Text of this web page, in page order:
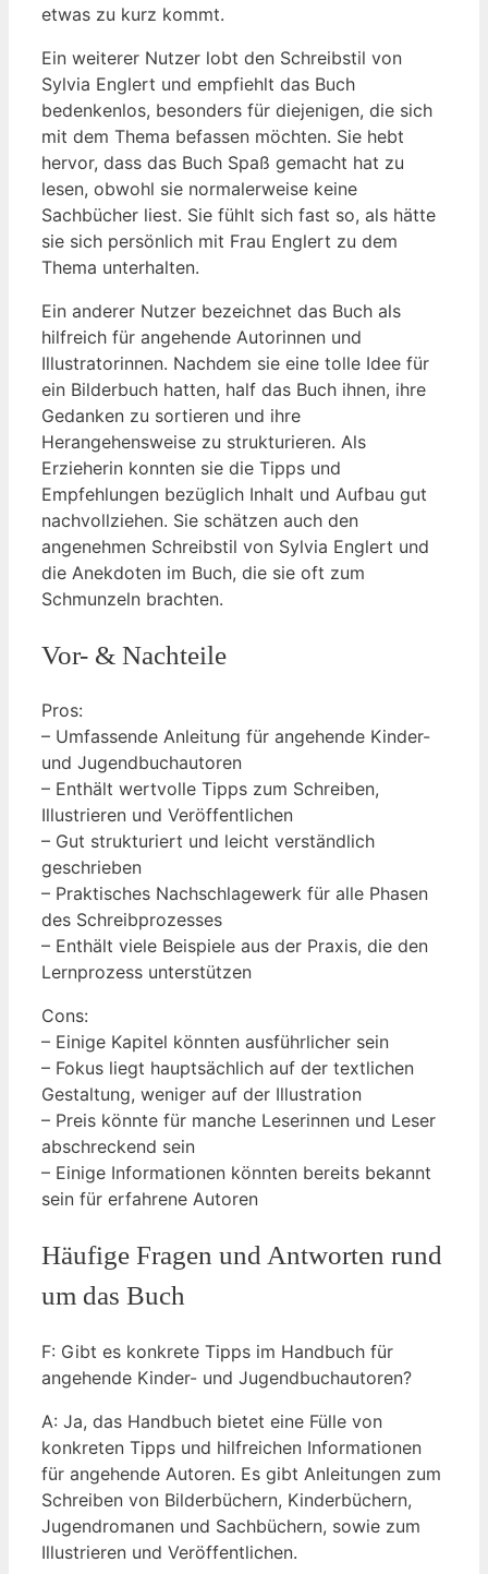
etwas zu kurz kommt.
Ein weiterer Nutzer lobt den Schreibstil von
Sylvia Englert⁣ und empfiehlt‍ das Buch
bedenkenlos, besonders für diejenigen, ‌die sich
mit dem Thema befassen möchten. Sie hebt
hervor, dass‌ das Buch Spaß gemacht hat zu
lesen, obwohl​ sie normalerweise keine
‍Sachbücher liest. Sie fühlt sich fast so, als hätte‌
sie sich persönlich mit Frau⁢ Englert zu dem
Thema​ unterhalten.
Ein anderer Nutzer bezeichnet das Buch als
hilfreich für angehende Autorinnen und
Illustratorinnen.​ Nachdem sie eine tolle Idee für
ein⁣ Bilderbuch hatten, half das‍ Buch ihnen, ihre
Gedanken zu sortieren und ihre
Herangehensweise zu ⁣strukturieren. Als
Erzieherin konnten sie die Tipps‌ und
⁤Empfehlungen bezüglich Inhalt und Aufbau⁣ gut
nachvollziehen. Sie schätzen auch den
angenehmen Schreibstil von Sylvia‍ Englert und
die Anekdoten im Buch, die sie oft zum
‍Schmunzeln brachten.
Vor- & Nachteile
Pros:
– Umfassende Anleitung für angehende Kinder-
und Jugendbuchautoren
– Enthält wertvolle Tipps zum Schreiben,
Illustrieren und Veröffentlichen
– Gut strukturiert und leicht verständlich
geschrieben
– Praktisches ⁢Nachschlagewerk für alle Phasen
des Schreibprozesses
– Enthält viele Beispiele aus der Praxis, die den
Lernprozess unterstützen
Cons:
– Einige Kapitel könnten‌ ausführlicher sein
– Fokus liegt hauptsächlich auf ⁣der textlichen
⁢Gestaltung, weniger auf der Illustration
– Preis könnte für manche ‌Leserinnen und Leser
abschreckend sein
– Einige Informationen ‌könnten bereits bekannt
sein für erfahrene Autoren
Häufige Fragen und ⁢Antworten rund
um das Buch
F: Gibt es konkrete Tipps im Handbuch für
angehende Kinder- ⁢und Jugendbuchautoren?
A: Ja, das Handbuch bietet​ eine ​Fülle von
konkreten Tipps ⁤und hilfreichen Informationen
für angehende Autoren. Es gibt Anleitungen zum
Schreiben von Bilderbüchern, Kinderbüchern,
Jugendromanen und Sachbüchern, sowie zum
Illustrieren und Veröffentlichen.